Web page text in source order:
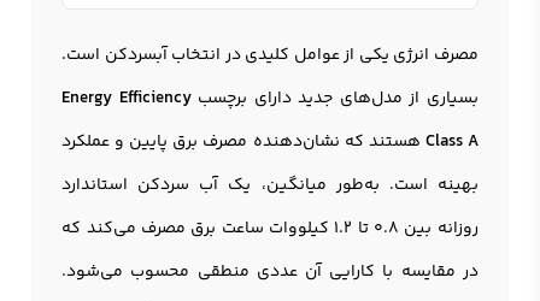
مصرف انرژی یکی از عوامل کلیدی در انتخاب آبسردکن است.
بسیاری از مدل‌های جدید دارای برچسبEnergy Efficiency
Class A هستند که نشان‌دهنده مصرف برق پایین و عملکرد
بهینه است. به‌طور میانگین، یک آب سردکن استاندارد
روزانه بین ۰.۸ تا ۱.۲ کیلووات ساعت برق مصرف می‌کند که
در مقایسه با کارایی آن عددی منطقی محسوب می‌شود.